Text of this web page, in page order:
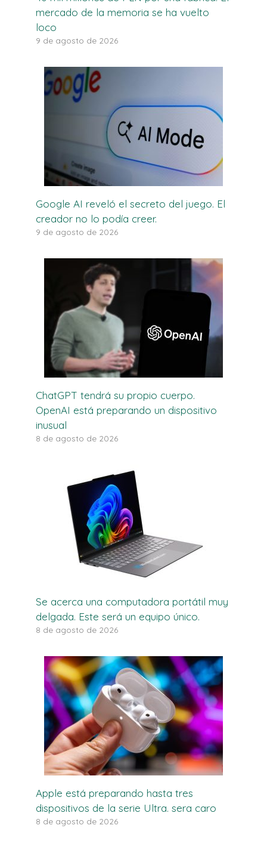
mercado de la memoria se ha vuelto
loco
9 de agosto de 2026
Google AI reveló el secreto del juego. El
creador no lo podía creer.
9 de agosto de 2026
ChatGPT tendrá su propio cuerpo.
OpenAI está preparando un dispositivo
inusual
8 de agosto de 2026
Se acerca una computadora portátil muy
delgada. Este será un equipo único.
8 de agosto de 2026
Apple está preparando hasta tres
dispositivos de la serie Ultra. sera caro
8 de agosto de 2026